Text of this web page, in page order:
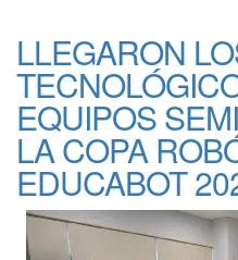
LLEGARON
EQUIPOS
LA COPA
EDUCABOT